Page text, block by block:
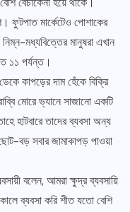
ফুটপাত মার্কেটেও পোশাকের
মধ্যবিত্তের মানুষরা এখান
১১ পর্যন্ত।
কাপড়ের দাম হেঁকে বিক্রি
মোরে ভ্যানে সাজানো একটি
হাটবারে তাদের ব্যবসা অন্য
বড় সবার জামাকাপড় পাওয়া
বলেন, আমরা ক্ষুদ্র ব্যবসায়ি
ব্যবসা করি শীত যতো বেশি